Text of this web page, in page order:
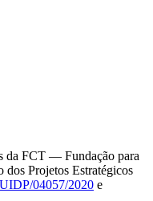
da FCT — Fundação para
dos Projetos Estratégicos
UIDP/04057/2020 e